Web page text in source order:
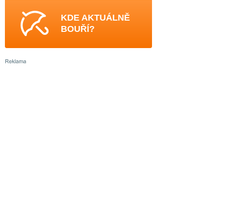
KDE AKTUÁLNĚ
BOUŘÍ?